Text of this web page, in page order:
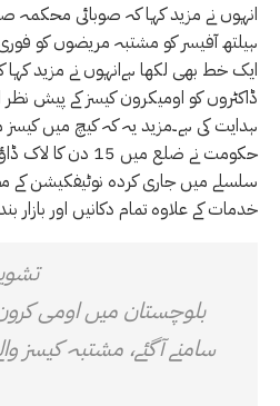
انہوں نے مزید کہا کہ صوبائی
ہیلتھ آفیسر کو مشتبہ مریضوں کو فوری
ایک خط بھی لکھا ہےانہوں نے مزید
ڈاکٹروں کو اومیکرون کیسز کے پیش
ہدایت کی ہے۔مزید یہ کہ کیچ میں کیسز
حکومت نے ضلع میں
سلسلے میں جاری کردہ نوٹیفکیشن
خدمات کے علاوہ تمام دکانیں اور بازار